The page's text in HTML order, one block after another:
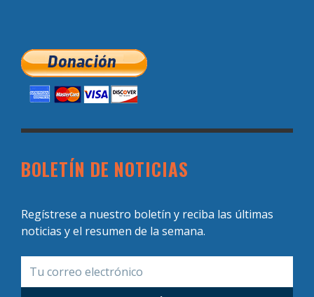
BOLETÍN DE NOTICIAS
Regístrese a nuestro boletín y reciba las últimas
noticias y el resumen de la semana.